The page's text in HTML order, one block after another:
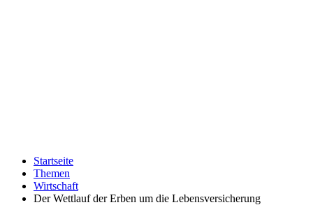
Startseite
Themen
Wirtschaft
Der Wettlauf der Erben um die Lebensversicherung